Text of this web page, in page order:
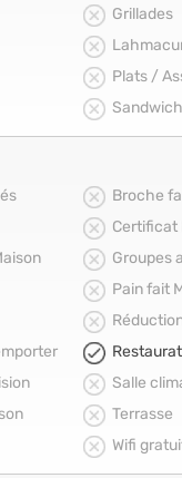
Grillades
Plats /
Broche
Certificat
Groupes
Pain fait
Salle
Terrasse
Wifi